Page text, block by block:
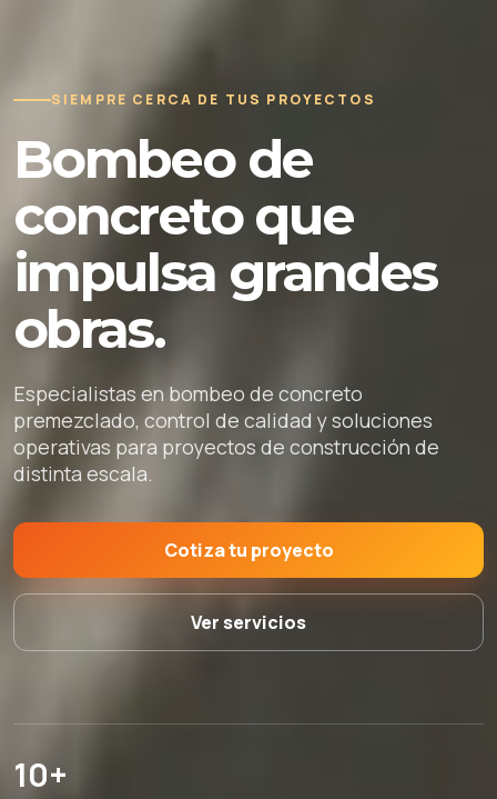
SIEMPRE CERCA DE TUS PROYECTOS
Bombeo de
concreto que
impulsa grandes
obras.
Especialistas en bombeo de concreto
premezclado, control de calidad y soluciones
operativas para proyectos de construcción de
distinta escala.
Cotiza tu proyecto
Ver servicios
10+